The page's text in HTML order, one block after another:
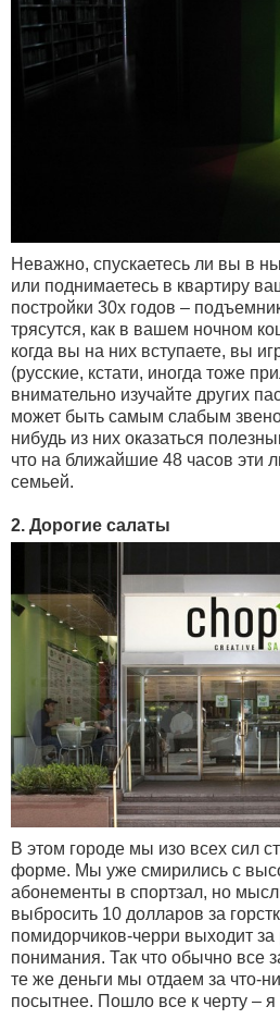
Неважно, спускаетесь ли вы в
или поднимаетесь в квартиру
постройки 30х годов –
трясутся, как в вашем ночном
когда вы на них вступаете, вы
(русские, кстати, иногда тоже
внимательно изучайте других
может быть самым слабым
нибудь из них оказаться
что на ближайшие 48 часов эти
семьей.
2. Дорогие салаты
В этом городе мы изо всех сил
форме. Мы уже смирились с
абонементы в спортзал, но
выбросить 10 долларов за
помидорчиков-черри выходит
понимания. Так что обычно все
те же деньги мы отдаем за что-
посытнее. Пошло все к черту –